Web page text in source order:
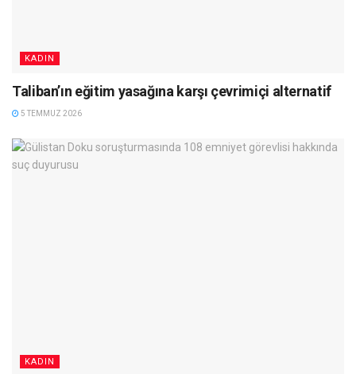
KADIN
Taliban’ın eğitim yasağına karşı çevrimiçi alternatif
5 TEMMUZ 2026
KADIN